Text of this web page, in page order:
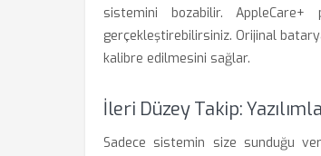
sistemini bozabilir.
gerçekleştirebilirsiniz. Orijinal
kalibre edilmesini sağlar.
İleri Düzey Takip:
Sadece sistemin size sunduğu